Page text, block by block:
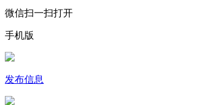
微信扫一扫打开
手机版
发布信息